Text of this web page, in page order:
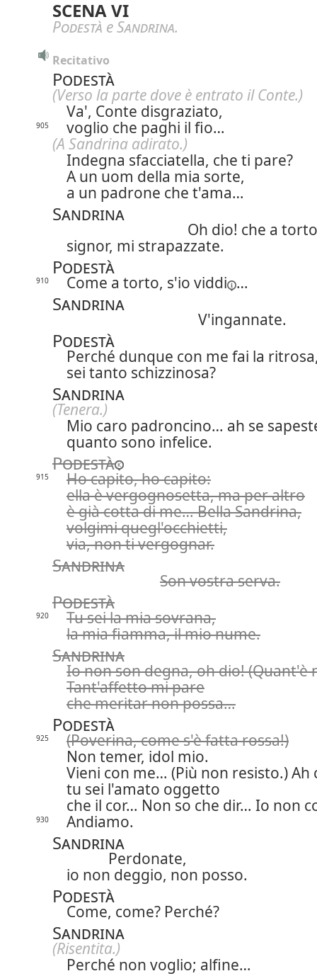
SCENA VI
Podestà eSandrina.
Recitativo
Podestà
(Verso la parte dove è entrato il Conte.)
Va', Conte disgraziato,
905
voglio che paghi il fio…
(A Sandrina adirato.)
Indegna sfacciatella, che ti pare?
A un uom della mia sorte,
a un padrone che t'ama…
Sandrina
Oh dio! che a
signor, mi strapazzate.
Podestà
910 Come a torto, s'io viddi …
Sandrina
V'ingannate.
Podestà
Perché dunque con me fai la
sei tanto schizzinosa?
Sandrina
(Tenera.)
Mio caro padroncino… ah se
quanto sono infelice.
Podestà
915
Ho capito, ho capito:
ella è vergognosetta, ma per altro
è già cotta di me… Bella Sandrina,
volgimi quegl'occhietti,
via, non ti vergognar.
Sandrina
Son vostra serva.
Podestà
920
Tu sei la mia sovrana,
la mia fiamma, il mio nume.
Sandrina
Io non son degna, oh dio! (Quant'è
Tant'affetto mi pare
che meritar non possa…
Podestà
925
(Poverina, come s'è fatta rossa!)
Non temer, idol mio.
Vieni con me… (Più non resisto.) Ah
tu sei l'amato oggetto
che il cor… Non so che dir… Io non
930 Andiamo.
Sandrina
Perdonate,
io non deggio, non posso.
Podestà
Come, come? Perché?
Sandrina
(Risentita.)
Perché non voglio; alfine…